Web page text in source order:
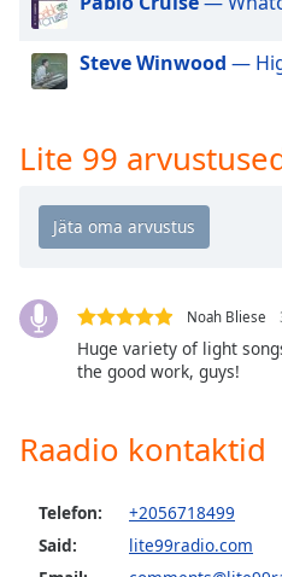
dialog
window.
cancel
close
Text
Color
Background
Color
Steve Winwood —
Lite 99
Noah Bliese
Huge variety of light
the good work, guys!
Raadio kontaktid
Telefon:
+2056718499
Said:
lite99radio.com